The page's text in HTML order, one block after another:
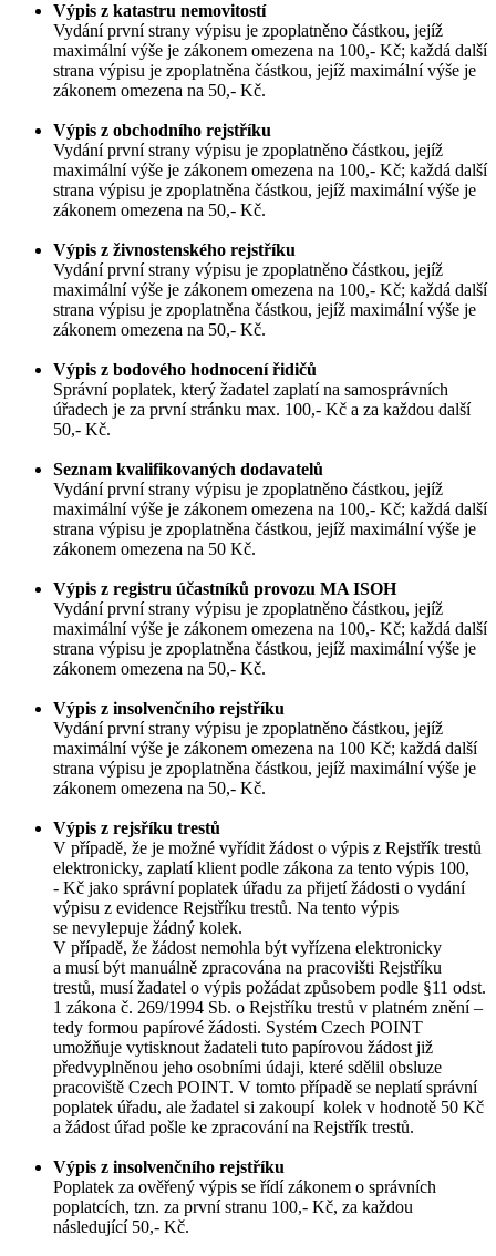
Výpis z katastru nemovitostí
Vydání první strany výpisu je zpoplatněno částkou, jejíž
maximální výše je zákonem omezena na 100,- Kč; každá další
strana výpisu je zpoplatněna částkou, jejíž maximální výše je
zákonem omezena na 50,- Kč.
Výpis z obchodního rejstříku
Vydání první strany výpisu je zpoplatněno částkou, jejíž
maximální výše je zákonem omezena na 100,- Kč; každá další
strana výpisu je zpoplatněna částkou, jejíž maximální výše je
zákonem omezena na 50,- Kč.
Výpis z živnostenského rejstříku
Vydání první strany výpisu je zpoplatněno částkou, jejíž
maximální výše je zákonem omezena na 100,- Kč; každá další
strana výpisu je zpoplatněna částkou, jejíž maximální výše je
zákonem omezena na 50,- Kč.
Výpis z bodového hodnocení řidičů
Správní poplatek, který žadatel zaplatí na samosprávních
úřadech je za první stránku max. 100,- Kč a za každou další
50,- Kč.
Seznam kvalifikovaných dodavatelů
Vydání první strany výpisu je zpoplatněno částkou, jejíž
maximální výše je zákonem omezena na 100,- Kč; každá další
strana výpisu je zpoplatněna částkou, jejíž maximální výše je
zákonem omezena na 50 Kč.
Výpis z registru účastníků provozu MA ISOH
Vydání první strany výpisu je zpoplatněno částkou, jejíž
maximální výše je zákonem omezena na 100,- Kč; každá další
strana výpisu je zpoplatněna částkou, jejíž maximální výše je
zákonem omezena na 50,- Kč.
Výpis z insolvenčního rejstříku
Vydání první strany výpisu je zpoplatněno částkou, jejíž
maximální výše je zákonem omezena na 100 Kč; každá další
strana výpisu je zpoplatněna částkou, jejíž maximální výše je
zákonem omezena na 50,- Kč.
Výpis z rejsříku trestů
V případě, že je možné vyřídit žádost o výpis z Rejstřík trestů
elektronicky, zaplatí klient podle zákona za tento výpis 100,
- Kč jako správní poplatek úřadu za přijetí žádosti o vydání
výpisu z evidence Rejstříku trestů. Na tento výpis
se nevylepuje žádný kolek.
V případě, že žádost nemohla být vyřízena elektronicky
a musí být manuálně zpracována na pracovišti Rejstříku
trestů, musí žadatel o výpis požádat způsobem podle §11 odst.
1 zákona č. 269/1994 Sb. o Rejstříku trestů v platném znění –
tedy formou papírové žádosti. Systém Czech POINT
umožňuje vytisknout žadateli tuto papírovou žádost již
předvyplněnou jeho osobními údaji, které sdělil obsluze
pracoviště Czech POINT. V tomto případě se neplatí správní
poplatek úřadu, ale žadatel si zakoupí kolek v hodnotě 50 Kč
a žádost úřad pošle ke zpracování na Rejstřík trestů.
Výpis z insolvenčního rejstříku
Poplatek za ověřený výpis se řídí zákonem o správních
poplatcích, tzn. za první stranu 100,- Kč, za každou
následující 50,- Kč.